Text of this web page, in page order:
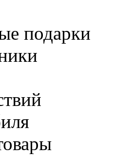
подарки